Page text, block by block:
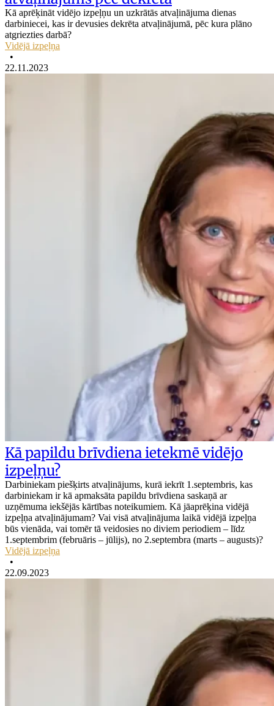
Kā aprēķināt vidējo izpeļņu un uzkrātās atvaļinājuma dienas
darbiniecei, kas ir devusies dekrēta atvaļinājumā, pēc kura plāno
atgriezties darbā?
Vidējā izpeļņa
•
22.11.2023
Kā papildu brīvdiena ietekmē vidējo
izpeļņu?
Darbiniekam piešķirts atvaļinājums, kurā iekrīt 1.septembris, kas
darbiniekam ir kā apmaksāta papildu brīvdiena saskaņā ar
uzņēmuma iekšējās kārtības noteikumiem. Kā jāaprēķina vidējā
izpeļņa atvaļinājumam? Vai visā atvaļinājuma laikā vidējā izpeļņa
būs vienāda, vai tomēr tā veidosies no diviem periodiem – līdz
1.septembrim (februāris – jūlijs), no 2.septembra (marts – augusts)?
Vidējā izpeļņa
•
22.09.2023